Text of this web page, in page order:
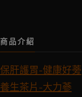
商品介紹
保肝護胃-健康好蒡
養生茶片-大力蔘